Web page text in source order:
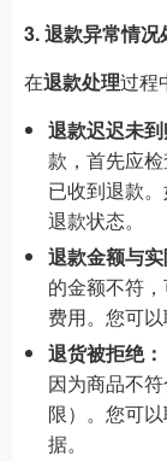
3. 退款异常情况
在退款处理过程
退款迟迟未到
款，首先应
已收到退款
退款状态。
退款金额与实
的金额不符
费用。您可
退货被拒绝：
因为商品不
限）。您可
据。